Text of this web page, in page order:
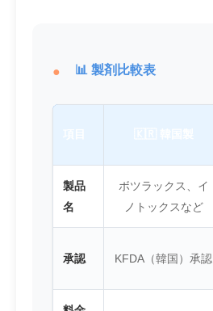
📊 製剤比較表
製品
名
ボツラックス、イ
ノトックスなど
承認 KFDA（韓国）承認